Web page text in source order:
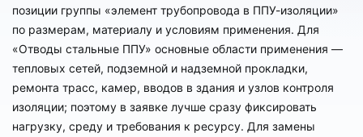
позиции группы «элемент трубопровода в ППУ-изоляции»
по размерам, материалу и условиям применения. Для
«Отводы стальные ППУ» основные области применения —
тепловых сетей, подземной и надземной прокладки,
ремонта трасс, камер, вводов в здания и узлов контроля
изоляции; поэтому в заявке лучше сразу фиксировать
нагрузку, среду и требования к ресурсу. Для замены